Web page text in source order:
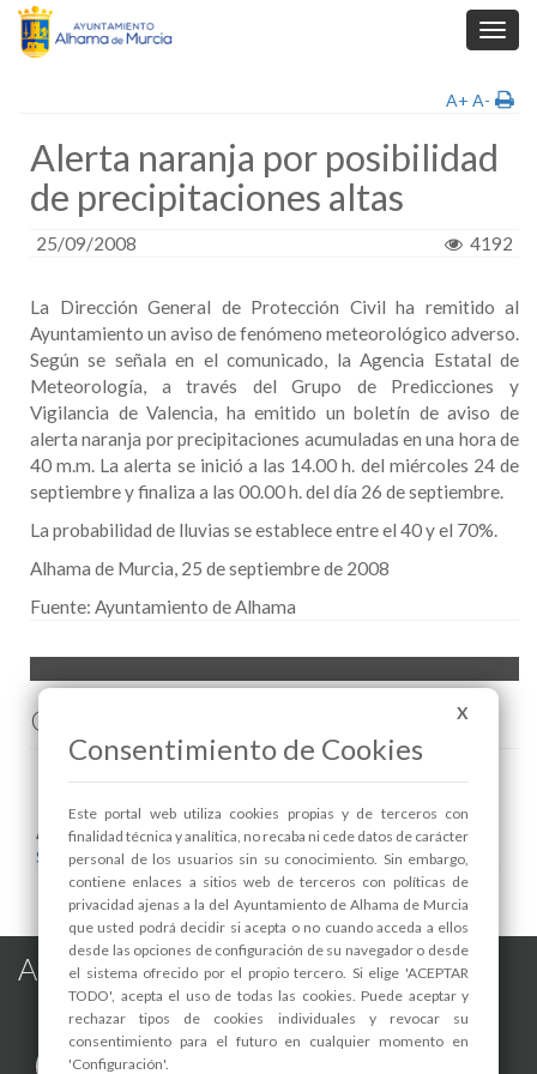
A+ A-
Alerta naranja por posibilidad
de precipitaciones altas
25/09/2008 4192
La Dirección General de Protección Civil ha remitido al
Ayuntamiento un aviso de fenómeno meteorológico adverso.
Según se señala en el comunicado, la Agencia Estatal de
Meteorología, a través del Grupo de Predicciones y
Vigilancia de Valencia, ha emitido un boletín de aviso de
alerta naranja por precipitaciones acumuladas en una hora de
40 m.m. La alerta se inició a las 14.00 h. del miércoles 24 de
septiembre y finaliza a las 00.00 h. del día 26 de septiembre.
La probabilidad de lluvias se establece entre el 40 y el 70%.
Alhama de Murcia, 25 de septiembre de 2008
Fuente: Ayuntamiento de Alhama
Comenta esta noticia en Facebook
Areas relacionadas:
Seguridad y Protección Ciudadana
Alhama de Murcia en las Redes
X
Consentimiento de Cookies
Este portal web utiliza cookies propias y de terceros con
finalidad técnica y analítica, no recaba ni cede datos de carácter
personal de los usuarios sin su conocimiento. Sin embargo,
contiene enlaces a sitios web de terceros con políticas de
privacidad ajenas a la del Ayuntamiento de Alhama de Murcia
que usted podrá decidir si acepta o no cuando acceda a ellos
desde las opciones de configuración de su navegador o desde
el sistema ofrecido por el propio tercero. Si elige 'ACEPTAR
TODO', acepta el uso de todas las cookies. Puede aceptar y
rechazar tipos de cookies individuales y revocar su
consentimiento para el futuro en cualquier momento en
'Configuración'.